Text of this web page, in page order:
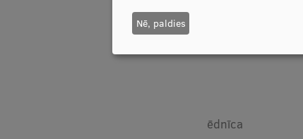
ēdnīca
Nē, paldies